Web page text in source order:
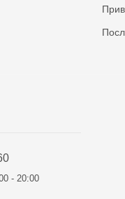
- 20:00